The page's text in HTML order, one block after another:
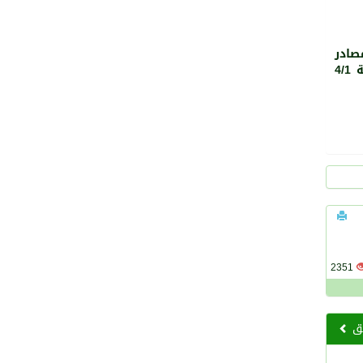
التعلم معرضا بعنوان ( أصبح الفيزياء عشقي ) من إعداد طالبات الشعبة 4/1
2351